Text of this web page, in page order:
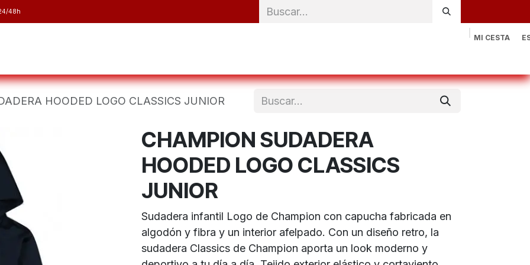
48h
MI CESTA
HOODED LOGO CLASSICS JUNIOR
CHAMPION SUDADERA
HOODED LOGO CLASSICS
JUNIOR
Sudadera infantil Logo de Champion con capucha fabricada en
algodón y fibra y un interior afelpado. Con un diseño retro, la
sudadera Classics de Champion aporta un look moderno y